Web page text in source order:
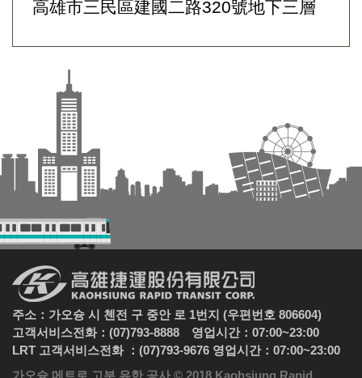
高雄市三民區建國二路320號地下三層
주소：가오슝 시 첸전 구 중안 로 1번지 (우편번호 806604)
고객서비스전화：(07)793-8888 영업시간：07:00~23:00
LRT 고객서비스전화 ：(07)793-9676 영업시간：07:00~23:00
가오슝 메트로 고분 유한 공사 © 2018 Kaohsiung Rapid